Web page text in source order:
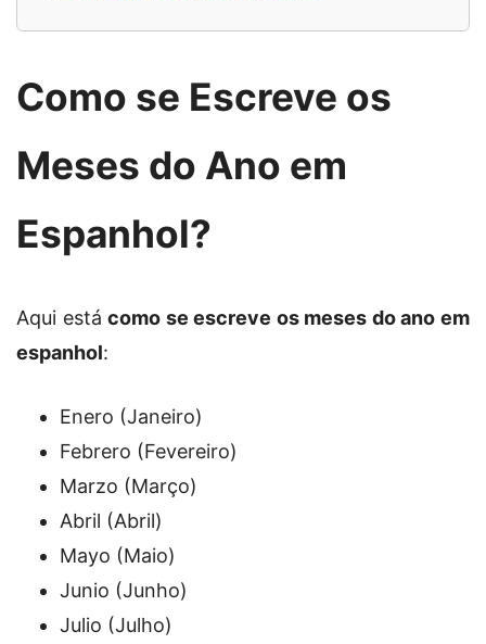
Como se Escreve os
Meses do Ano em
Espanhol?
Aqui estácomo se escreve os meses do ano em
espanhol:
Enero (Janeiro)
Febrero (Fevereiro)
Marzo (Março)
Abril (Abril)
Mayo (Maio)
Junio (Junho)
Julio (Julho)